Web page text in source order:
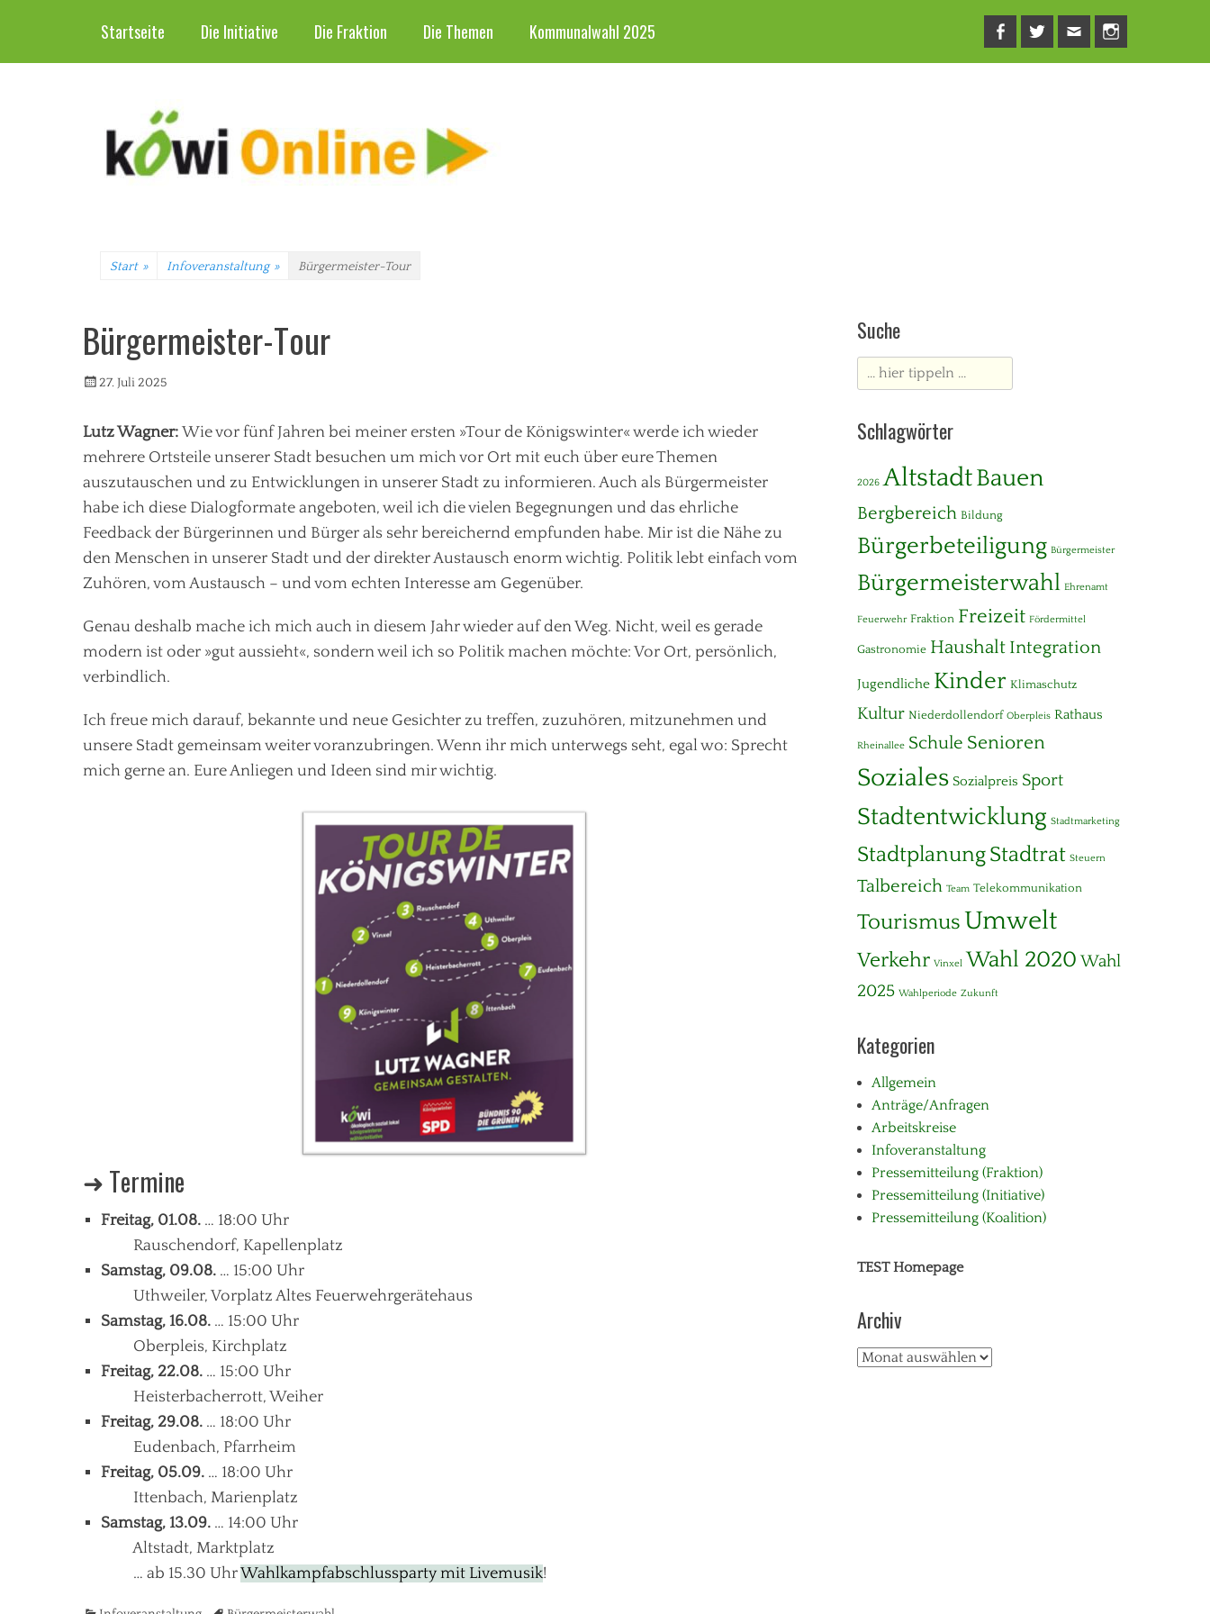
zumStartseite Die Initiative Die Fraktion Die Themen Kommunalwahl 2025 Facebook
Twitter
Mail
Start » Infoveranstaltung » Bürgermeister-Tour
Bürgermeister-Tour
Veröffentlicht
27. Juli 2025
Lutz Wagner: Wie vor fünf Jahren bei meiner ersten »Tour de Königswinter« werde ich wieder
mehrere Ortsteile unserer Stadt besuchen um mich vor Ort mit euch über eure Themen
auszutauschen und zu Entwicklungen in unserer Stadt zu informieren. Auch als Bürgermeister
habe ich diese Dialogformate angeboten, weil ich die vielen Begegnungen und das ehrliche
Feedback der Bürgerinnen und Bürger als sehr bereichernd empfunden habe. Mir ist die Nähe zu
den Menschen in unserer Stadt und der direkter Austausch enorm wichtig. Politik lebt einfach vom
Zuhören, vom Austausch – und vom echten Interesse am Gegenüber.
Genau deshalb mache ich mich auch in diesem Jahr wieder auf den Weg. Nicht, weil es gerade
modern ist oder »gut aussieht«, sondern weil ich so Politik machen möchte: Vor Ort, persönlich,
verbindlich.
Ich freue mich darauf, bekannte und neue Gesichter zu treffen, zuzuhören, mitzunehmen und
unsere Stadt gemeinsam weiter voranzubringen. Wenn ihr mich unterwegs seht, egal wo: Sprecht
mich gerne an. Eure Anliegen und Ideen sind mir wichtig.
➜ Termine
Freitag, 01.08. … 18:00 Uhr
Rauschendorf, Kapellenplatz
Samstag, 09.08. … 15:00 Uhr
Uthweiler, Vorplatz Altes Feuerwehrgerätehaus
Samstag, 16.08. … 15:00 Uhr
Oberpleis, Kirchplatz
Freitag, 22.08. … 15:00 Uhr
Heisterbacherrott, Weiher
Freitag, 29.08. … 18:00 Uhr
Eudenbach, Pfarrheim
Freitag, 05.09. … 18:00 Uhr
Ittenbach, Marienplatz
Samstag, 13.09. … 14:00 Uhr
Altstadt, Marktplatz
… ab 15.30 UhrWahlkampfabschlussparty mit Livemusik!
Suche
Suche
nach:
Schlagwörter
2026 AltstadtBauen
Bergbereich Bildung
Bürgerbeteiligung Bürgermeister
Bürgermeisterwahl Ehrenamt
Feuerwehr Fraktion Freizeit Fördermittel
Gastronomie Haushalt Integration
Jugendliche Kinder Klimaschutz
Kultur Niederdollendorf Oberpleis Rathaus
Rheinallee Schule Senioren
Soziales Sozialpreis Sport
Stadtentwicklung Stadtmarketing
StadtplanungStadtrat Steuern
Talbereich Team Telekommunikation
TourismusUmwelt
Verkehr Vinxel Wahl 2020 Wahl
2025 Wahlperiode Zukunft
Kategorien
Allgemein
Anträge/Anfragen
Arbeitskreise
Infoveranstaltung
Pressemitteilung (Fraktion)
Pressemitteilung (Initiative)
Pressemitteilung (Koalition)
TEST Homepage
Archiv
Archiv